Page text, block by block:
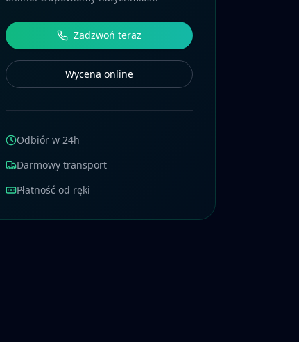
Zadzwoń teraz
Wycena online
Odbiór w 24h
Darmowy transport
Płatność od ręki